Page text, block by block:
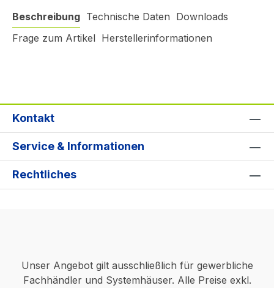
Beschreibung Technische Daten Downloads
Frage zum Artikel Herstellerinformationen
Kontakt
Service & Informationen
Rechtliches
Unser Angebot gilt ausschließlich für gewerbliche
Fachhändler und Systemhäuser. Alle Preise exkl.